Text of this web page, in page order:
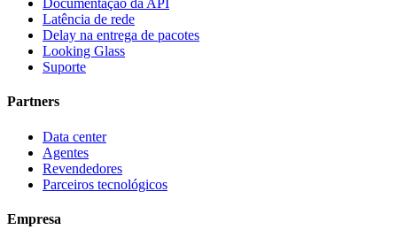
Documentação da API
Latência de rede
Delay na entrega de pacotes
Looking Glass
Suporte
Partners
Data center
Agentes
Revendedores
Parceiros tecnológicos
Empresa